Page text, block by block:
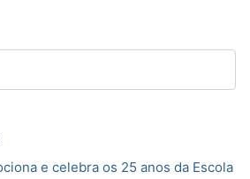
e celebra os 25 anos da Escola